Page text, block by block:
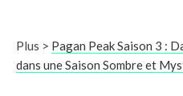
Plus > Pagan Peak Saison 3 :
dans une Saison Sombre et